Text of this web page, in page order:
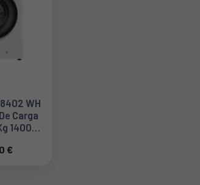
WH
Carga
1400
€